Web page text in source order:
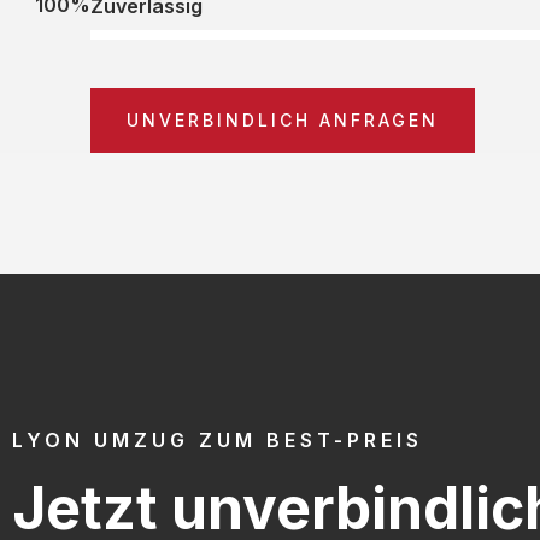
Zuverlässig
UNVERBINDLICH ANFRAGEN
LYON UMZUG ZUM BEST-PREIS
Jetzt